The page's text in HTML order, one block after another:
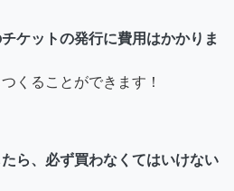
ケットの発行に費用はかかりま
くることができます！
ら、必ず買わなくてはいけない